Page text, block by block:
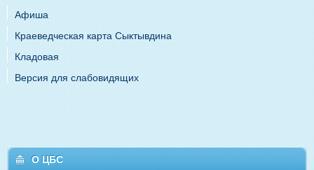
Афиша
Краеведческая карта Сыктывдина
Кладовая
Версия для слабовидящих
О ЦБС